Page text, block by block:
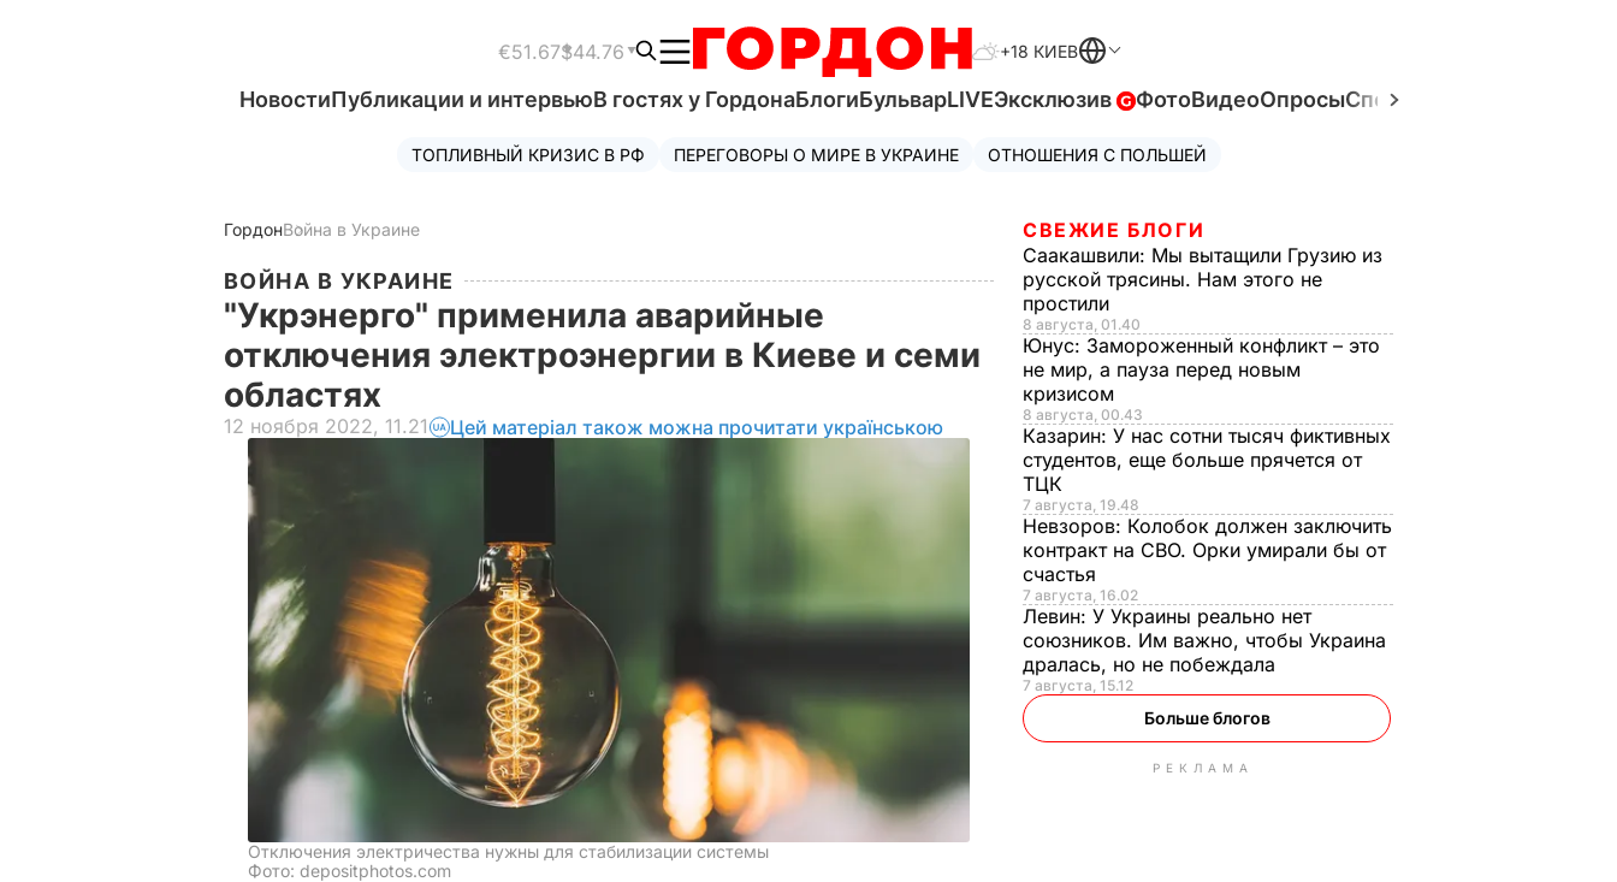
€51.67$44.76 +18 КИЕВ
НовостиПубликации и интервьюВ гостях у ГордонаБлогиБульварLIVEЭксклюзив ФотоВидеоОпросыСпецпроекты
ТОПЛИВНЫЙ КРИЗИС В РФ ПЕРЕГОВОРЫ О МИРЕ В УКРАИНЕ ОТНОШЕНИЯ С ПОЛЬШЕЙ
ГордонВойна в Украине
ВОЙНА В УКРАИНЕ
"Укрэнерго" применила аварийные
отключения электроэнергии в Киеве и семи
областях
12 ноября 2022, 11.21 Цей матеріал також можна прочитати українською
Отключения электричества нужны для стабилизации системы
Фото: depositphotos.com
СВЕЖИЕ БЛОГИ
Саакашвили: Мы вытащили Грузию из
русской трясины. Нам этого не
простили
8 августа, 01.40
Юнус: Замороженный конфликт – это
не мир, а пауза перед новым
кризисом
8 августа, 00.43
Казарин: У нас сотни тысяч фиктивных
студентов, еще больше прячется от
ТЦК
7 августа, 19.48
Невзоров: Колобок должен заключить
контракт на СВО. Орки умирали бы от
счастья
7 августа, 16.02
Левин: У Украины реально нет
союзников. Им важно, чтобы Украина
дралась, но не побеждала
7 августа, 15.12
Больше блогов
РЕКЛАМА